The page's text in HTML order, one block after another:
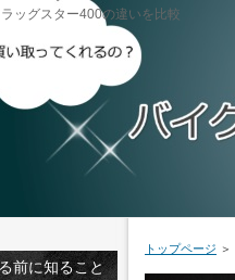
ッグスター400の違いを比較
トップページ ＞
前に知ること